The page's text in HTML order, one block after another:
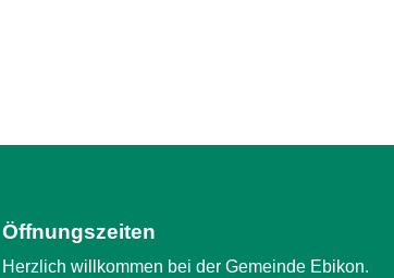
Öffnungszeiten
Herzlich willkommen bei der Gemeinde Ebikon.